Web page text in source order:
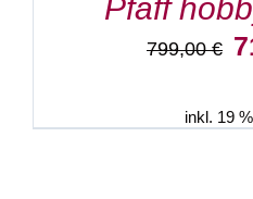
Pfaff
799,00€
inkl. 19